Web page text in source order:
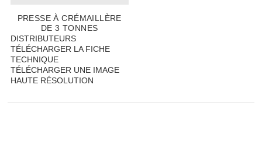
PRESSE À CRÉMAILLÈRE
DE 3 TONNES
DISTRIBUTEURS
TÉLÉCHARGER LA FICHE
TECHNIQUE
TÉLÉCHARGER UNE IMAGE
HAUTE RÉSOLUTION